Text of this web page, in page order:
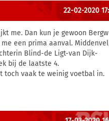
22-02-2020
me. Dan kun je gewoon
een prima aanval.
Blind-de Ligt-van Dijk-
bij de laatste 4.
toch vaak te weinig voetbal in.